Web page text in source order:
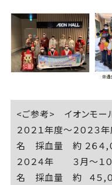
<ご参考> イオンモー
２０２１年度～２０２
名 採血量 約 ２６４,
２０２４年 ３月～１
名 採血量 約 ４５,０